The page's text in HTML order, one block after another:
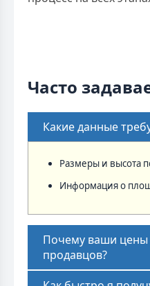
Часто
Какие данные
Размеры и высота
Информация о
Почему ваши цены
продавцов?